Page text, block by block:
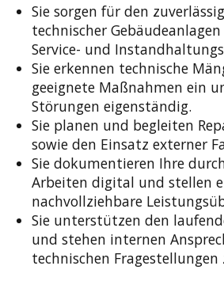
Sie sorgen für den
technischer
Service- und
Sie erkennen technische
geeignete Maßnahmen ein
Störungen eigenständig.
Sie planen und begleiten
sowie den Einsatz externer
Sie dokumentieren Ihre
Arbeiten digital und stellen
nachvollziehbare
Sie unterstützen den
und stehen internen
technischen Fragestellungen